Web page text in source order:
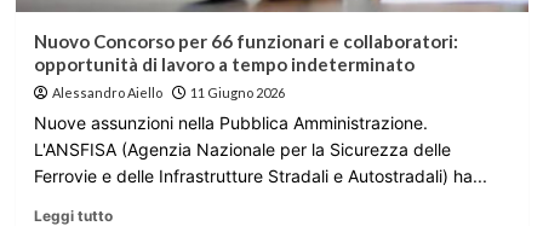
Nuovo Concorso per 66 funzionari e collaboratori:
opportunità di lavoro a tempo indeterminato
Alessandro Aiello 11 Giugno 2026
Nuove assunzioni nella Pubblica Amministrazione.
L'ANSFISA (Agenzia Nazionale per la Sicurezza delle
Ferrovie e delle Infrastrutture Stradali e Autostradali) ha...
Leggi tutto